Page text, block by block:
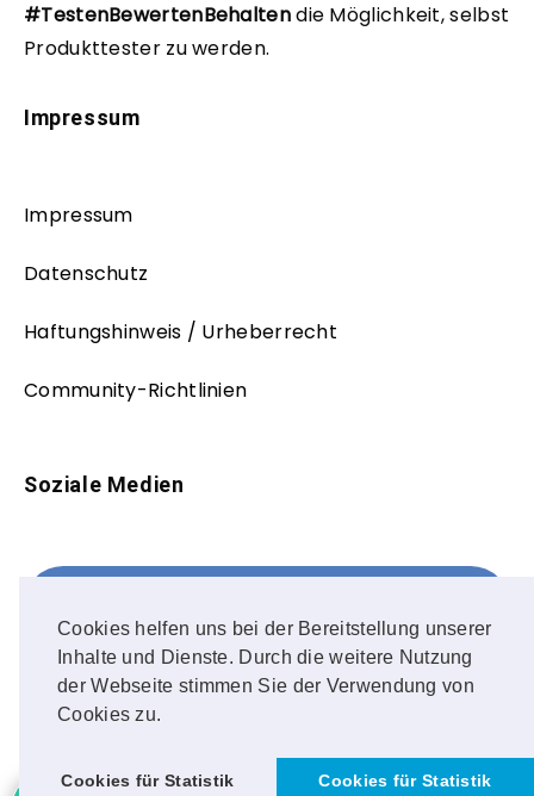
Cookies helfen uns bei der Bereitstellung unserer
Inhalte und Dienste. Durch die weitere Nutzung
der Webseite stimmen Sie der Verwendung von
Cookies zu.
Cookies für Statistik Cookies für Statistik
#TestenBewertenBehaltendie Möglichkeit, selbst
Produkttester zu werden.
Impressum
Impressum
Datenschutz
Haftungshinweis / Urheberrecht
Community-Richtlinien
Soziale Medien
FOLLOW ME!
Instagram
OUR PHOTOS!